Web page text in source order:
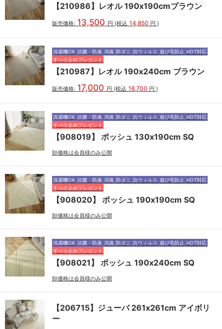
【210986】レオル 190x190cmブラウン
販売価格: 13,500 円 (税込 14,850 円 )
洗濯機OK 抗菌・防臭 消臭 防ダニ 抗ウィルス 遊び毛防止 HOT対応
すべり止めプレゼント
【210987】レオル 190x240cm ブラウン
販売価格: 17,000 円 (税込 18,700 円 )
洗濯機OK 抗菌・防臭 消臭 防ダニ 抗ウィルス 遊び毛防止 HOT対応
すべり止めプレゼント
【908019】 ポッシュ 130x190cm SQ
卸価格は会員様のみ公開
洗濯機OK 抗菌・防臭 消臭 防ダニ 抗ウィルス 遊び毛防止 HOT対応
すべり止めプレゼント
【908020】 ポッシュ 190x190cm SQ
卸価格は会員様のみ公開
洗濯機OK 抗菌・防臭 消臭 防ダニ 抗ウィルス 遊び毛防止 HOT対応
すべり止めプレゼント
【908021】 ポッシュ 190x240cm SQ
卸価格は会員様のみ公開
【206715】ジューバ 261x261cm アイボリ
ー